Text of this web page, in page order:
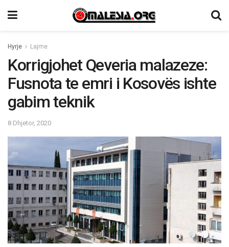
Hyrje Lajme
Korrigjohet Qeveria malazeze:
Fusnota te emri i Kosovës ishte
gabim teknik
8 Dhjetor, 2020